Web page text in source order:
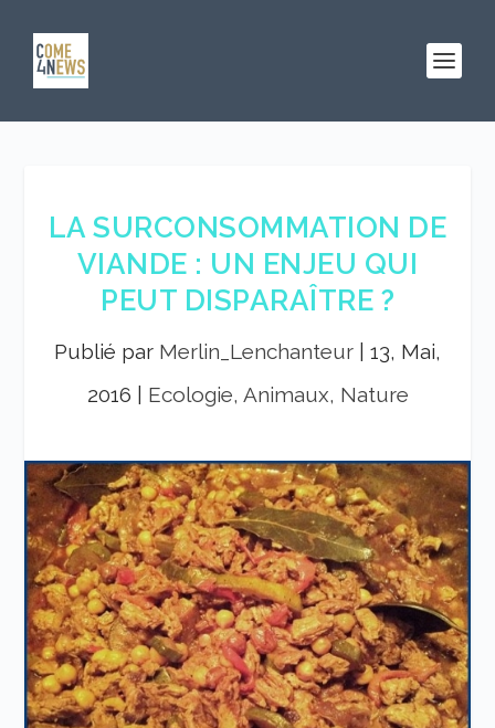
LA SURCONSOMMATION DE
VIANDE : UN ENJEU QUI
PEUT DISPARAÎTRE ?
Publié par Merlin_Lenchanteur
13, Mai,
2016
Ecologie, Animaux, Nature